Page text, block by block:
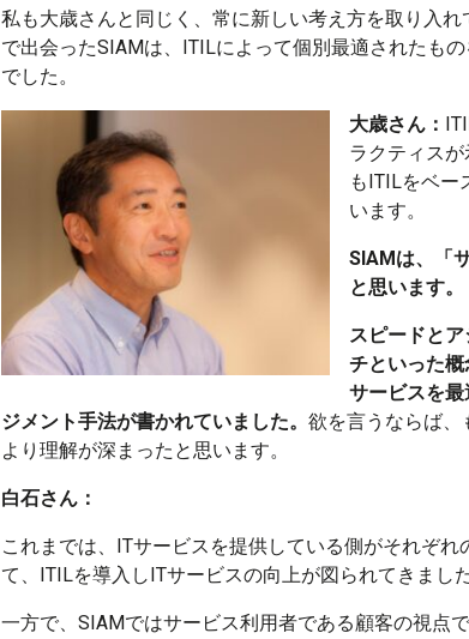
私も大歳さんと同じく、常に新しい考え方を取り入
で出会ったSIAMは、ITILによって個別最適されたも
でした。
大歳さん：
ラクティス
もITILをベー
います。
SIAMは、「
と思います。
スピードと
チといった
サービスを
ジメント手法が書かれていました。欲を言うならば
より理解が深まったと思います。
白石さん：
これまでは、ITサービスを提供している側がそれぞ
て、ITILを導入しITサービスの向上が図られてきました
一方で、SIAMではサービス利用者である顧客の視点